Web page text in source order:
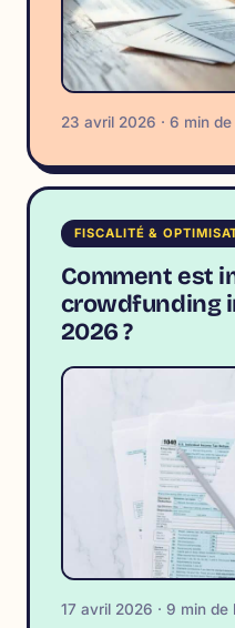
23 avril 2026 · 6 min
FISCALITÉ &
Comment est
crowdfunding
2026 ?
17 avril 2026 · 9 min de